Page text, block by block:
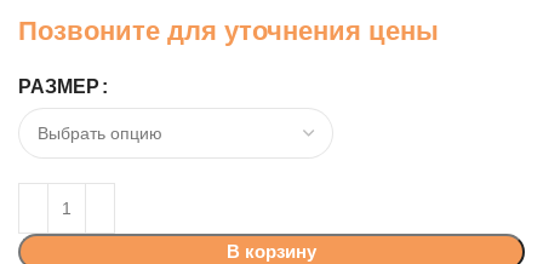
Позвоните для уточнения цены
РАЗМЕР
В корзину